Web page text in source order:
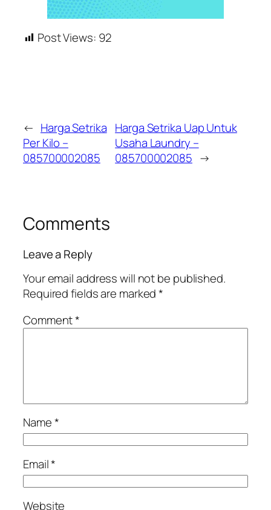
Post Views: 92
← Harga Setrika
Per Kilo –
085700002085
Harga Setrika Uap Untuk
Usaha Laundry –
085700002085 →
Comments
Leave a Reply
Your email address will not be published.
Required fields are marked*
Comment*
Name*
Email*
Website